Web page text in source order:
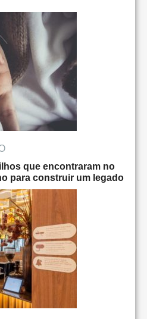
que encontraram no
para construir um legado